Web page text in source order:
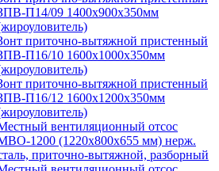
П14/09 1400х900х350мм
приточно-вытяжной пристенный
П16/10 1600х1000х350мм
приточно-вытяжной пристенный
П16/12 1600х1200х350мм
вентиляционный отсос
1200 (1220х800х655 мм) нерж.
приточно-вытяжной, разборный